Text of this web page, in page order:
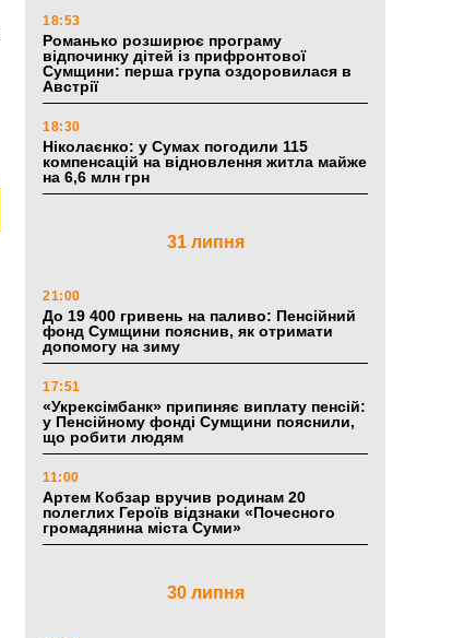
18:53
Романько розширює програму
відпочинку дітей із прифронтової
Сумщини: перша група оздоровилася в
Австрії
18:30
Ніколаєнко: у Сумах погодили 115
компенсацій на відновлення житла майже
на 6,6 млн грн
31 липня
21:00
До 19 400 гривень на паливо: Пенсійний
фонд Сумщини пояснив, як отримати
допомогу на зиму
17:51
«Укрексімбанк» припиняє виплату пенсій:
у Пенсійному фонді Сумщини пояснили,
що робити людям
11:00
Артем Кобзар вручив родинам 20
полеглих Героїв відзнаки «Почесного
громадянина міста Суми»
30 липня